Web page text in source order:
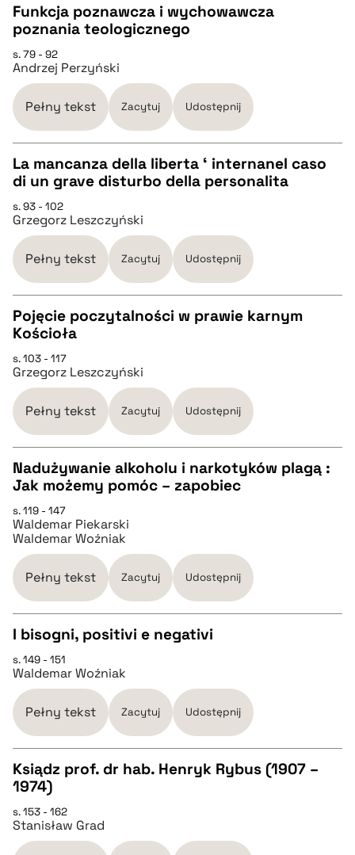
pobierz cytat
pobierz cytat
BIBTEX
pobierz cytat
Funkcja poznawcza i wychowawcza
poznania teologicznego
s. 79 - 92
Andrzej Perzyński
Pełny tekst Zacytuj Udostępnij
CZYSTY TEKST
pobierz cytat
BIBTEX
pobierz cytat
La mancanza della liberta ‘ internanel caso
di un grave disturbo della personalita
s. 93 - 102
Grzegorz Leszczyński
Pełny tekst Zacytuj Udostępnij
pobierz cytat
BIBTEX
pobierz cytat
Pojęcie poczytalności w prawie karnym
Kościoła
s. 103 - 117
Grzegorz Leszczyński
Pełny tekst Zacytuj Udostępnij
CZYSTY TEKST
pobierz cytat
pobierz cytat
Nadużywanie alkoholu i narkotyków plagą :
Jak możemy pomóc – zapobiec
s. 119 - 147
Waldemar Piekarski
Waldemar Woźniak
Pełny tekst Zacytuj Udostępnij
CZYSTY TEKST
pobierz cytat
BIBTEX
I bisogni, positivi e negativi
s. 149 - 151
Waldemar Woźniak
Pełny tekst Zacytuj Udostępnij
CZYSTY TEKST
pobierz cytat
Ksiądz prof. dr hab. Henryk Rybus (1907 –
1974)
s. 153 - 162
Stanisław Grad